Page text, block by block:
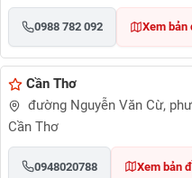
0988 782 092 Xem bản
Cần Thơ
đường Nguyễn Văn Cừ,
Cần Thơ
0948020788 Xem bản